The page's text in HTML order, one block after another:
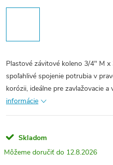
Plastové závitové koleno 3/4" M
spoľahlivé spojenie potrubia v
korózii, ideálne pre zavlažovacie
informácie
Skladom
12.8.2026